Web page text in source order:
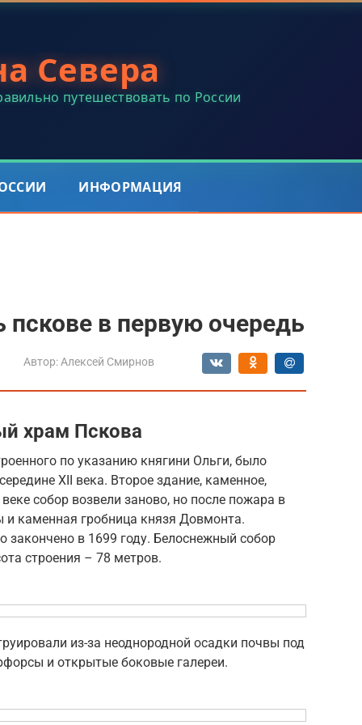
Севера
путешествовать по России
ИНФОРМАЦИЯ
в первую очередь
Автор: Алексей Смирнов
храм Пскова
по указанию княгини Ольги, было
XII века. Второе здание, каменное,
собор возвели заново, но после пожара в
и каменная гробница князя Довмонта.
закончено в 1699 году. Белоснежный собор
строения – 78 метров.
из-за неоднородной осадки почвы под
и открытые боковые галереи.